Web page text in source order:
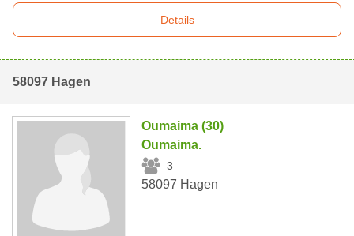
Details
58097 Hagen
Oumaima (30)
Oumaima.
3
58097 Hagen